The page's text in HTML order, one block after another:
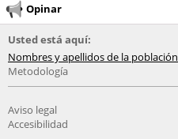
Opinar
Usted está aquí:
Nombres y apellidos de la población
Metodología
Aviso legal
Accesibilidad